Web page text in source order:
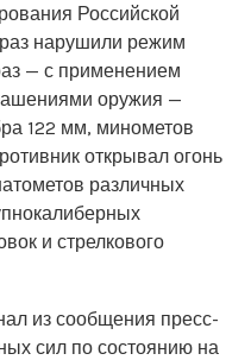
Российской
нарушили режим
— с применением
оружия —
122 мм, минометов
открывал огонь
различных
и стрелкового
из сообщения пресс-
сил по состоянию на